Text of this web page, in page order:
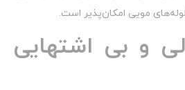
مویی امکان‌پذیر است.
و بی اشتهایی